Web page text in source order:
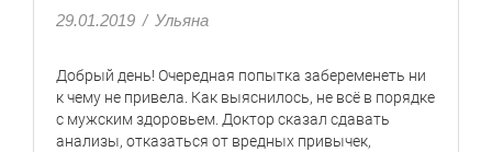
29.01.2019 / Ульяна
Добрый день! Очередная попытка забеременеть ни
к чему не привела. Как выяснилось, не всё в порядке
с мужским здоровьем. Доктор сказал сдавать
анализы, отказаться от вредных привычек,